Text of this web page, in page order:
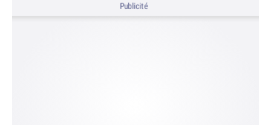
Publicité